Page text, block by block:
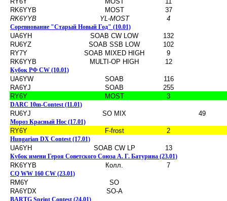
RK6YYB
MOST
37
RK6YYB
YL-MOST 4
Соревнование "Старый Новый Год" (10.01)
UA6YH SOAB CW LOW
132
RU6YZ
SOAB SSB LOW
102
RY7Y
SOAB MIXED HIGH
9
RK6YYB
MULTI-OP HIGH 12
Кубок РФ CW (10.01)
UA6YW SOAB
116
RA6YJ
SOAB
255
RY6Y
MOST 3
DARC 10m-Contest (11.01)
RU6YJ SO MIX 49
Мороз Красный Нос (17.01)
RY6Y F-frost 2
Hungarian DX Contest (17.01)
UA6YH SOAB CW LP 13
Кубок имени Героя Советского Союза А. Г. Батурина (23.01)
RK6YYB Колл. 7
CQ WW 160 CW (23.01)
RM6Y
SO
RA6YDX
SO-A
BARTG Sprint Contest (24.01)